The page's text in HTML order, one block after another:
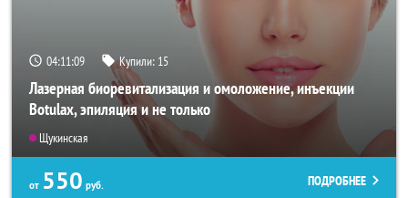
04:11:07 Купили: 15
Лазерная биоревитализация и омоложение, инъекции
Botulax, эпиляция и не только
Щукинская
от 550 руб. ПОДРОБНЕЕ